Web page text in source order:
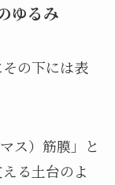
ゆるみ
の下には表
ス）筋膜」と
る土台のよ